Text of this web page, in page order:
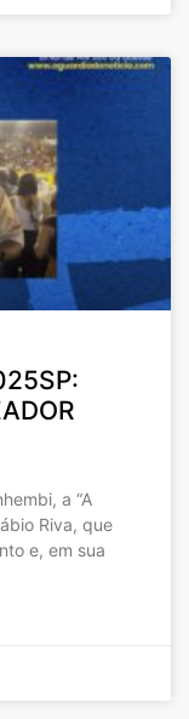
a “A
Riva, que
e, em sua